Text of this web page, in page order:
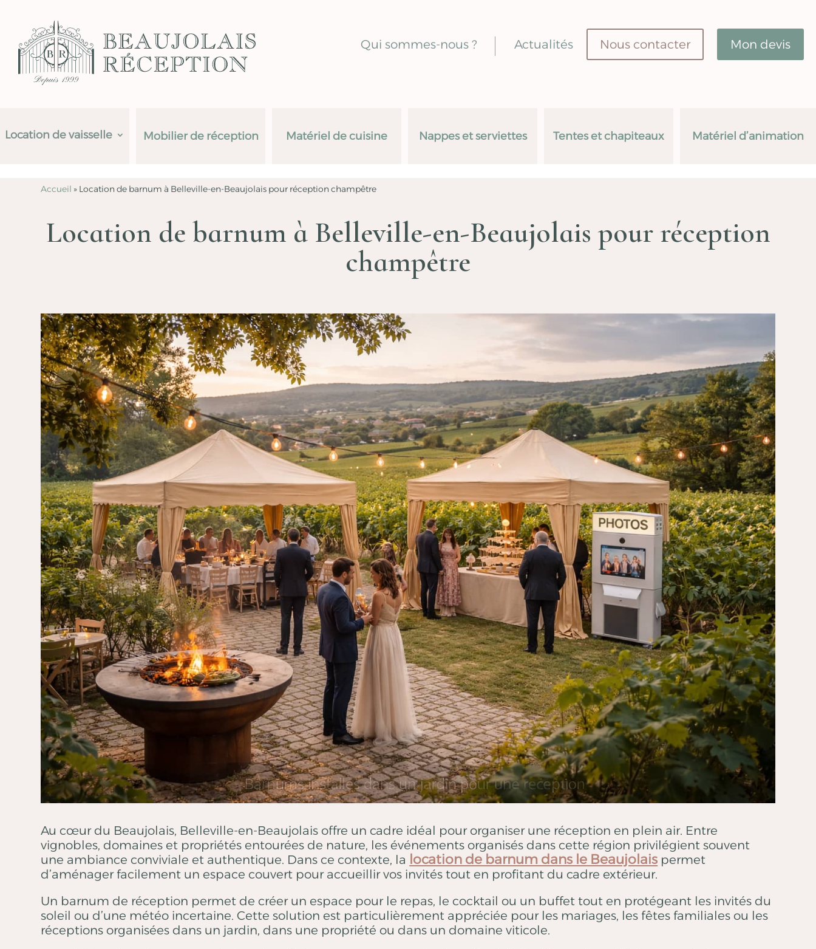
Qui sommes-nous ? Actualités Nous contacter Mon devis
Location de vaisselle Mobilier de réception Matériel de cuisine Nappes et serviettes Tentes et chapiteaux Matériel d’animation
Accueil » Location de barnum à Belleville-en-Beaujolais pour réception champêtre
Location de barnum à Belleville-en-Beaujolais pour réception
champêtre
Au cœur du Beaujolais, Belleville-en-Beaujolais offre un cadre idéal pour organiser une réception en plein air. Entre
vignobles, domaines et propriétés entourées de nature, les événements organisés dans cette région privilégient souvent
une ambiance conviviale et authentique. Dans ce contexte, la location de barnum dans le Beaujolais permet
d’aménager facilement un espace couvert pour accueillir vos invités tout en profitant du cadre extérieur.
Un barnum de réception permet de créer un espace pour le repas, le cocktail ou un buffet tout en protégeant les invités du
soleil ou d’une météo incertaine. Cette solution est particulièrement appréciée pour les mariages, les fêtes familiales ou les
réceptions organisées dans un jardin, dans une propriété ou dans un domaine viticole.